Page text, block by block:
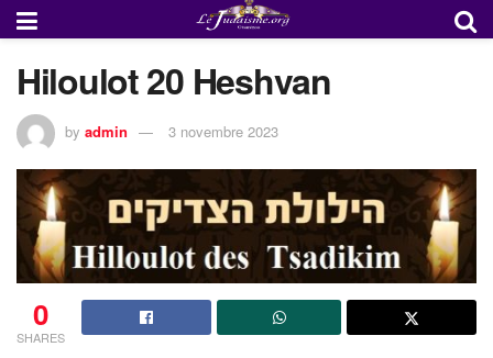
Hiloulot 20 Heshvan
by admin 3 novembre 2023
0
SHARES